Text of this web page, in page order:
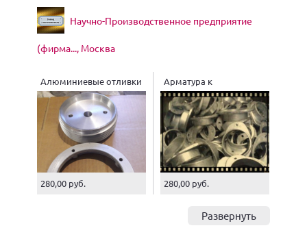
Научно-Производственное предприятие
(фирма..., Москва
Алюминиевые отливки
280,00 руб.
Арматура к
изоляторам
280,00 руб.
Развернуть